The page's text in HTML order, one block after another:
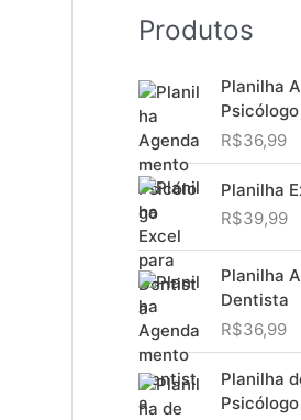
Produtos
Planilha
Psicólogo
R$36,99
Planilha
R$39,99
Planilha
Dentista
R$36,99
Planilha
Psicólogo